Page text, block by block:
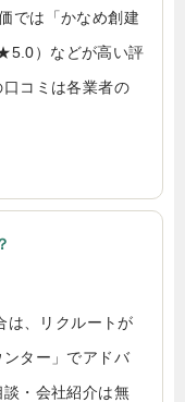
では「かなめ創建
）などが高い評
コミは各業者の
は、リクルートが
ター」でアドバ
・会社紹介は無